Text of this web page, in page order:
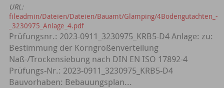
URL:
fileadmin/Dateien/Dateien/Bauamt/Glamping/4Bodengutachten_-
_3230975_Anlage_4.pdf
Prüfungsnr.: 2023-0911_3230975_KRB5-D4 Anlage: zu:
Bestimmung der Korngrößenverteilung
Naß-/Trockensiebung nach DIN EN ISO 17892-4
Prüfungs-Nr.: 2023-0911_3230975_KRB5-D4
Bauvorhaben: Bebauungsplan...